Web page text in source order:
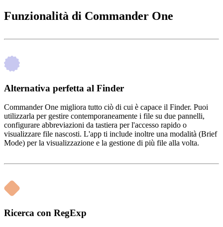
Funzionalità di Commander One
Alternativa perfetta al Finder
Commander One migliora tutto ciò di cui è capace il Finder. Puoi
utilizzarla per gestire contemporaneamente i file su due pannelli,
configurare abbreviazioni da tastiera per l'accesso rapido o
visualizzare file nascosti. L'app ti include inoltre una modalità (Brief
Mode) per la visualizzazione e la gestione di più file alla volta.
Ricerca con RegExp